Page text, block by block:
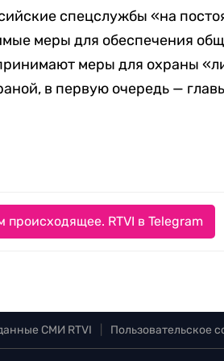
спецслужбы «на
меры для обеспечения
меры для охраны
в первую очередь —
происходящее. RTVI в Telegram
СМИ RTVI Пользовательское